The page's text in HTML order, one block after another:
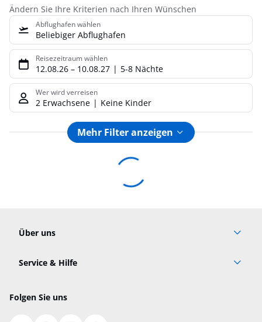
Ändern Sie Ihre Kriterien nach Ihren Wünschen
Abflughafen wählen
Beliebiger Abflughafen
Reisezeitraum wählen
12.08.26 – 10.08.27 5-8 Nächte
Wer wird verreisen
2 Erwachsene Keine Kinder
Mehr Filter anzeigen
Über uns
Datenschutz
Service & Hilfe
Check-in
Folgen Sie uns